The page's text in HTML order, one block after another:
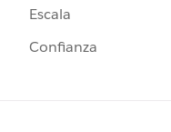
Escala
Confianza